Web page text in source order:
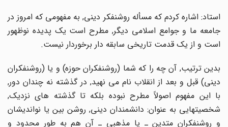
استاد: اشاره کردم که مسأله روشنفکر دینى, به مفهومى که امروز در
جامعه ما و جوامع اسلامى دیگر, مطرح است یک پدیده نوظهور
است و از یک قدمت تاریخى سابقه دار برخوردار نیست.
بدین ترتیب, آن چه را که شما (روشنفکران حوزه) و یا (روشنفکران
دینى) قبل و بعد از انقلاب نام مى نهید, در گذشته نه چندان دور,
با این مفهوم اصولاً مطرح نبوده بلکه تا گذشته هاى نزدیک,
شخصیتهایى به عنوان: دانشمندان دینى, روشن بین یا نواندیشان
و روشنفکران متدین ـ یا مذهبى ـ آن هم به طور محدود و